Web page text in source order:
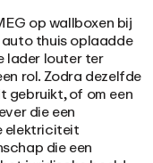
op wallboxen bij
thuis oplaadde
lader louter ter
rol. Zodra dezelfde
gebruikt, of om een
die een
elektriciteit
die een